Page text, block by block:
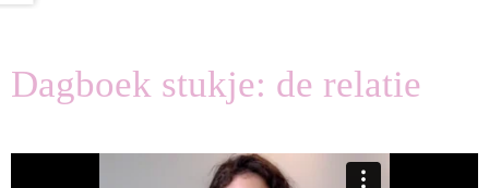
Dagboek stukje: de relatie